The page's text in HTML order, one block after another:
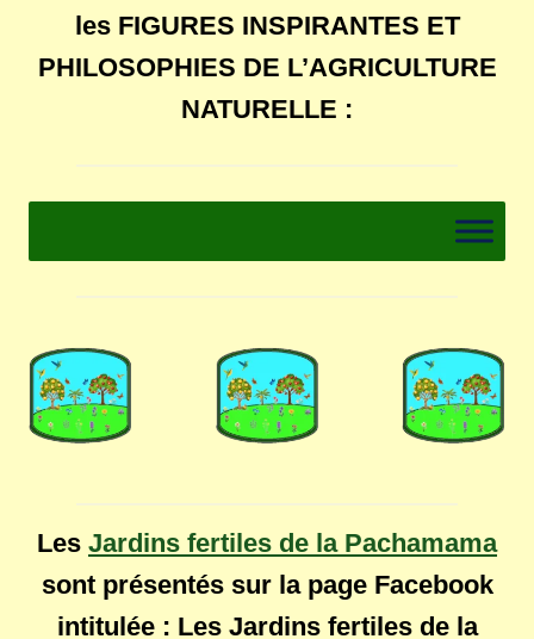
les FIGURES INSPIRANTES ET
PHILOSOPHIES DE L’AGRICULTURE
NATURELLE :
Les Jardins fertiles de la Pachamama
sont présentés sur la page Facebook
intitulée : Les Jardins fertiles de la